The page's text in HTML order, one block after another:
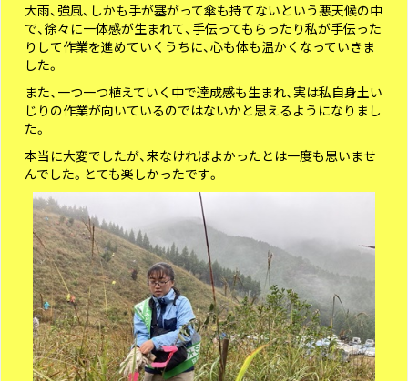
大雨、強風、しかも手が塞がって傘も持てないという悪天候の中
で、徐々に一体感が生まれて、手伝ってもらったり私が手伝った
りして作業を進めていくうちに、心も体も温かくなっていきま
した。
また、一つ一つ植えていく中で達成感も生まれ、実は私自身土い
じりの作業が向いているのではないかと思えるようになりまし
た。
本当に大変でしたが、来なければよかったとは一度も思いませ
んでした。とても楽しかったです。